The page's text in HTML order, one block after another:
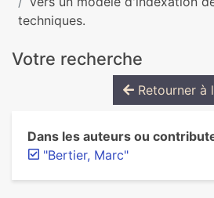
techniques.
Votre recherche
Retourner à
Dans les auteurs ou
"Bertier, Marc"